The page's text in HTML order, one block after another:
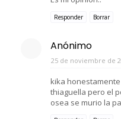
Responder Borrar
Anónimo
25 de noviembre de
kika
thiaguella pero el
osea se murio la